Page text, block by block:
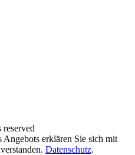
erklären Sie sich mit
Datenschutz.